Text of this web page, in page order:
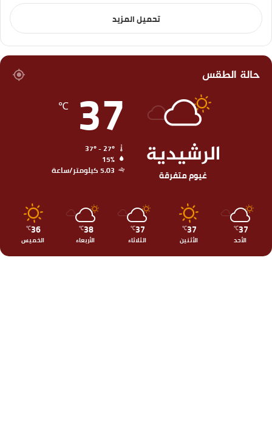
تحميل المزيد
حالة الطقس
الرشيدية
غيوم متفرقة
37
℃
15%
5.03 كيلومتر/ساعة
37
℃
الأحد
37
℃
الأثنين
37
℃
الثلاثاء
38
℃
الأربعاء
36
℃
الخميس